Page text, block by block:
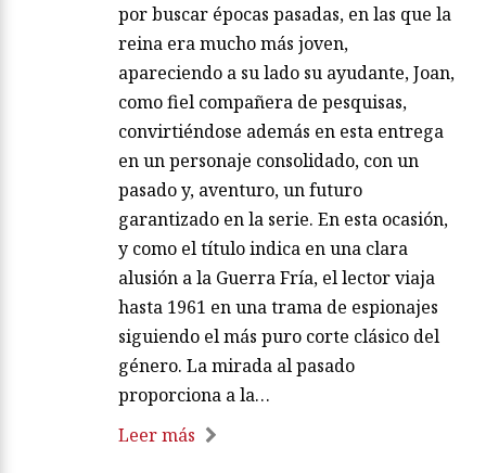
por buscar épocas pasadas, en las que la
reina era mucho más joven,
apareciendo a su lado su ayudante, Joan,
como fiel compañera de pesquisas,
convirtiéndose además en esta entrega
en un personaje consolidado, con un
pasado y, aventuro, un futuro
garantizado en la serie. En esta ocasión,
y como el título indica en una clara
alusión a la Guerra Fría, el lector viaja
hasta 1961 en una trama de espionajes
siguiendo el más puro corte clásico del
género. La mirada al pasado
proporciona a la…
Leer más